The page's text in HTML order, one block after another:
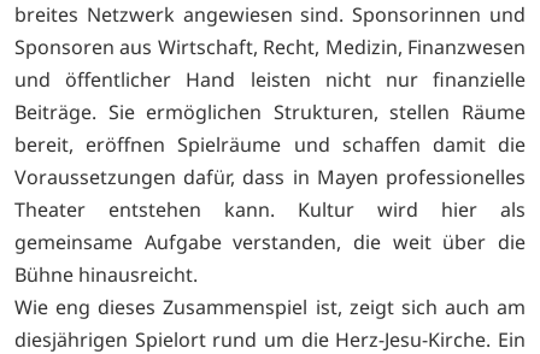
breites Netzwerk angewiesen sind. Sponsorinnen und
Sponsoren aus Wirtschaft, Recht, Medizin, Finanzwesen
und öffentlicher Hand leisten nicht nur finanzielle
Beiträge. Sie ermöglichen Strukturen, stellen Räume
bereit, eröffnen Spielräume und schaffen damit die
Voraussetzungen dafür, dass in Mayen professionelles
Theater entstehen kann. Kultur wird hier als
gemeinsame Aufgabe verstanden, die weit über die
Bühne hinausreicht.
Wie eng dieses Zusammenspiel ist, zeigt sich auch am
diesjährigen Spielort rund um die Herz-Jesu-Kirche. Ein